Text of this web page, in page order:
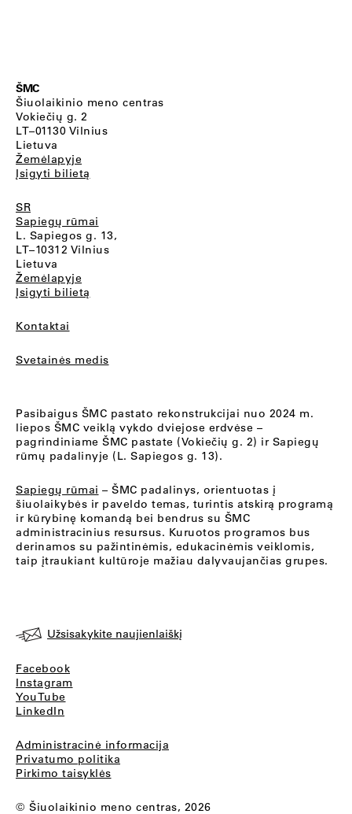
ŠMC
Šiuolaikinio meno centras
Vokiečių g. 2
LT–01130 Vilnius
Lietuva
Žemėlapyje
Įsigyti bilietą
SR
Sapiegų rūmai
L. Sapiegos g. 13,
LT–10312 Vilnius
Lietuva
Žemėlapyje
Įsigyti bilietą
Kontaktai
Svetainės medis
Pasibaigus ŠMC pastato rekonstrukcijai nuo 2024 m.
liepos ŠMC veiklą vykdo dviejose erdvėse –
pagrindiniame ŠMC pastate (Vokiečių g. 2) ir Sapiegų
rūmų padalinyje (L. Sapiegos g. 13).
Sapiegų rūmai – ŠMC padalinys, orientuotas į
šiuolaikybės ir paveldo temas, turintis atskirą programą
ir kūrybinę komandą bei bendrus su ŠMC
administracinius resursus. Kuruotos programos bus
derinamos su pažintinėmis, edukacinėmis veiklomis,
taip įtraukiant kultūroje mažiau dalyvaujančias grupes.
Užsisakykite naujienlaiškį
Facebook
Instagram
YouTube
LinkedIn
Administracinė informacija
Privatumo politika
Pirkimo taisyklės
© Šiuolaikinio meno centras, 2026